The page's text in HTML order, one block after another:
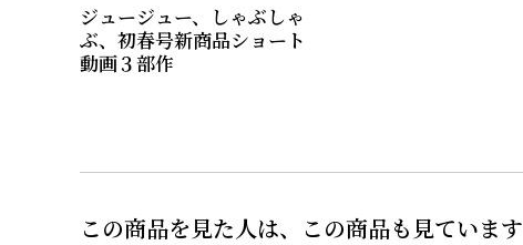
ジュージュー、しゃぶしゃ
ぶ、初春号新商品ショート
動画３部作
この商品を見た人は、この商品も見ています